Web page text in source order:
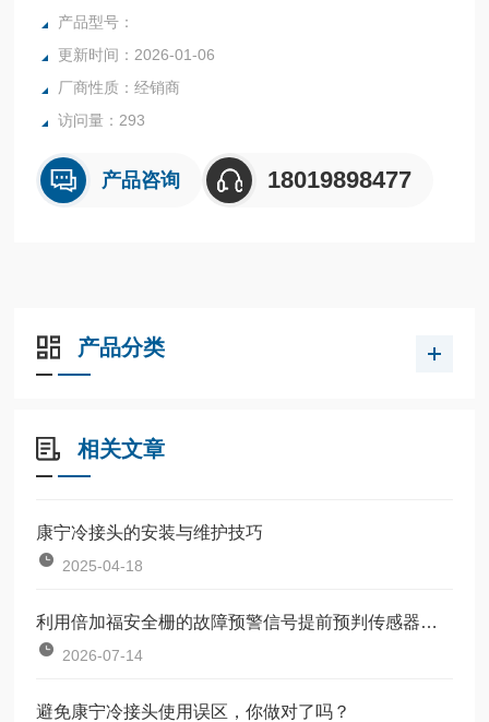
5-10bar；00282983
2，10bar 订货号:00250888
气缸 FESTO DGP-25-1
产品型号：
更新时间：2026-01-06
厂商性质：经销商
访问量：293
产品咨询 18019898477
产品分类
相关文章
康宁冷接头的安装与维护技巧
2025-04-18
利用倍加福安全栅的故障预警信号提前预判传感器失效
2026-07-14
避免康宁冷接头使用误区，你做对了吗？